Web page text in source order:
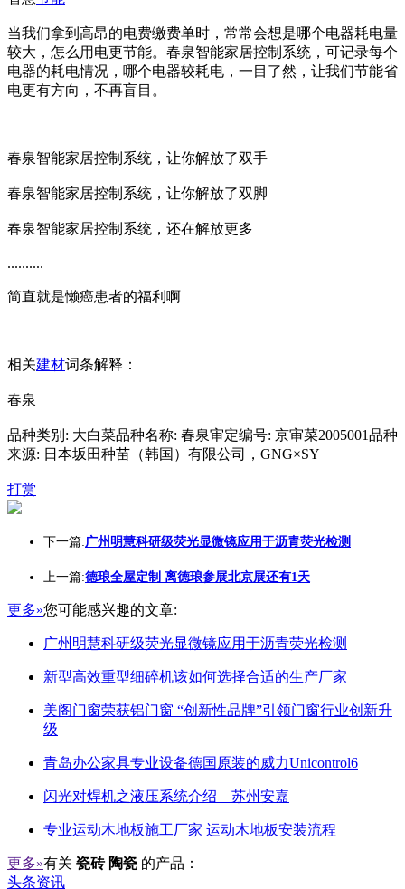
当我们拿到高昂的电费缴费单时，常常会想是哪个电器耗电量
较大，怎么用电更节能。春泉智能家居控制系统，可记录每个
电器的耗电情况，哪个电器较耗电，一目了然，让我们节能省
电更有方向，不再盲目。
春泉智能家居控制系统，让你解放了双手
春泉智能家居控制系统，让你解放了双脚
春泉智能家居控制系统，还在解放更多
..........
简直就是懒癌患者的福利啊
相关建材词条解释：
春泉
品种类别: 大白菜品种名称: 春泉审定编号: 京审菜2005001品种
来源: 日本坂田种苗（韩国）有限公司，GNG×SY
打赏
下一篇:广州明慧科研级荧光显微镜应用于沥青荧光检测
上一篇:德琅全屋定制 离德琅参展北京展还有1天
更多»您可能感兴趣的文章:
广州明慧科研级荧光显微镜应用于沥青荧光检测
新型高效重型细碎机该如何选择合适的生产厂家
美阁门窗荣获铝门窗 “创新性品牌”引领门窗行业创新升
级
青岛办公家具专业设备德国原装的威力Unicontrol6
闪光对焊机之液压系统介绍—苏州安嘉
专业运动木地板施工厂家 运动木地板安装流程
更多»有关 瓷砖 陶瓷 的产品：
头条资讯